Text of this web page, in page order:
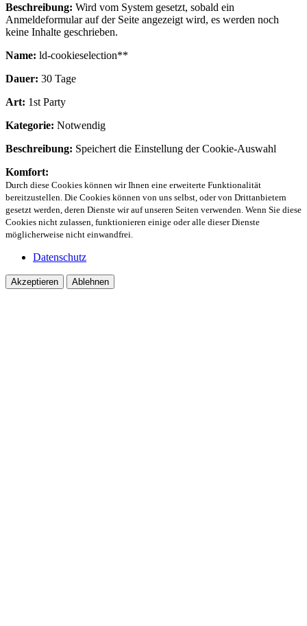
Beschreibung: Wird vom System gesetzt, sobald ein
Anmeldeformular auf der Seite angezeigt wird, es werden noch
keine Inhalte geschrieben.
Name: ld-cookieselection**
Dauer: 30 Tage
Art: 1st Party
Kategorie: Notwendig
Beschreibung: Speichert die Einstellung der Cookie-Auswahl
Komfort:
Durch diese Cookies können wir Ihnen eine erweiterte Funktionalität
bereitzustellen. Die Cookies können von uns selbst, oder von Drittanbietern
gesetzt werden, deren Dienste wir auf unseren Seiten verwenden. Wenn Sie diese
Cookies nicht zulassen, funktionieren einige oder alle dieser Dienste
möglicherweise nicht einwandfrei.
Datenschutz
Akzeptieren Ablehnen